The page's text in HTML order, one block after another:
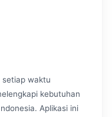
setiap waktu
kebutuhan
Aplikasi ini